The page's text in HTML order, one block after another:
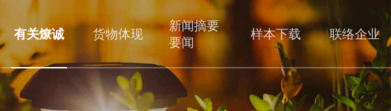
有关燎诚 货物体现
新闻摘要
要闻
样本下载 联络企业